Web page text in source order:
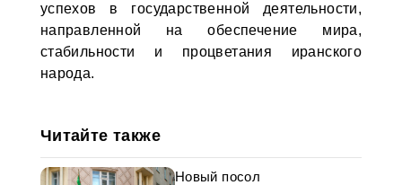
успехов в государственной деятельности,
направленной на обеспечение мира,
стабильности и процветания иранского
народа.
Читайте также
Новый посол